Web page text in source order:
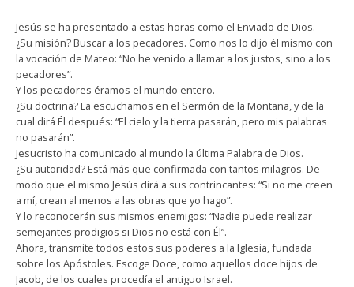
Jesús se ha presentado a estas horas como el Enviado de Dios.
¿Su misión? Buscar a los pecadores. Como nos lo dijo él mismo con
la vocación de Mateo: “No he venido a llamar a los justos, sino a los
pecadores”.
Y los pecadores éramos el mundo entero.
¿Su doctrina? La escuchamos en el Sermón de la Montaña, y de la
cual dirá Él después: “El cielo y la tierra pasarán, pero mis palabras
no pasarán”.
Jesucristo ha comunicado al mundo la última Palabra de Dios.
¿Su autoridad? Está más que confirmada con tantos milagros. De
modo que el mismo Jesús dirá a sus contrincantes: “Si no me creen
a mí, crean al menos a las obras que yo hago”.
Y lo reconocerán sus mismos enemigos: “Nadie puede realizar
semejantes prodigios si Dios no está con Él”.
Ahora, transmite todos estos sus poderes a la Iglesia, fundada
sobre los Apóstoles. Escoge Doce, como aquellos doce hijos de
Jacob, de los cuales procedía el antiguo Israel.